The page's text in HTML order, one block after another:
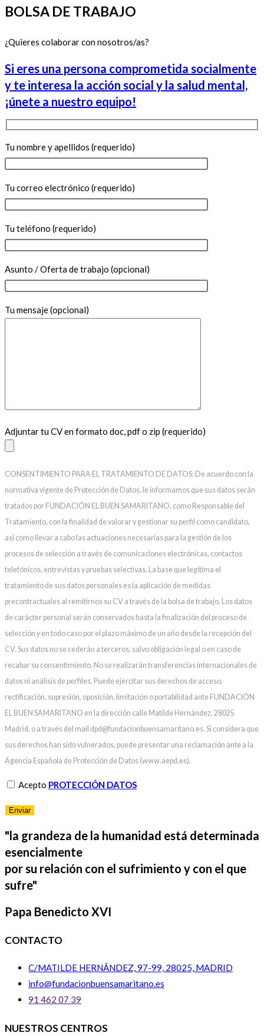
BOLSA DE TRABAJO
¿Quieres colaborar con nosotros/as?
Si eres una persona comprometida socialmente
y te interesa la acción social y la salud mental,
¡únete a nuestro equipo!
Tu nombre y apellidos (requerido)
Tu correo electrónico (requerido)
Tu teléfono (requerido)
Asunto / Oferta de trabajo (opcional)
Tu mensaje (opcional)
Adjuntar tu CV en formato doc, pdf o zip (requerido)
CONSENTIMIENTO PARA EL TRATAMIENTO DE DATOS: De acuerdo con la
normativa vigente de Protección de Datos, le informamos que sus datos serán
tratados por FUNDACIÓN EL BUEN SAMARITANO, como Responsable del
Tratamiento, con la finalidad de valorar y gestionar su perfil como candidato,
así como llevar a cabo las actuaciones necesarias para la gestión de los
procesos de selección a través de comunicaciones electrónicas, contactos
telefónicos, entrevistas y pruebas selectivas. La base que legitima el
tratamiento de sus datos personales es la aplicación de medidas
precontractuales al remitirnos su CV a través de la bolsa de trabajo. Los datos
de carácter personal serán conservados hasta la finalización del proceso de
selección y en todo caso por el plazo máximo de un año desde la recepción del
CV. Sus datos no se cederán a terceros, salvo obligación legal o en caso de
recabar su consentimiento. No se realizarán transferencias internacionales de
datos ni análisis de perfiles. Puede ejercitar sus derechos de acceso,
rectificación, supresión, oposición, limitación o portabilidad ante FUNDACIÓN
EL BUEN SAMARITANO en la dirección calle Matilde Hernández, 28025
Madrid, o a través del mail dpd@fundacionbuensamaritano.es. Si considera que
sus derechos han sido vulnerados, puede presentar una reclamación ante a la
Agencia Española de Protección de Datos (www.aepd.es).
Acepto PROTECCIÓN DATOS
"la grandeza de la humanidad está determinada
esencialmente
por su relación con el sufrimiento y con el que
sufre"
Papa Benedicto XVI
CONTACTO
C/MATILDE HERNÁNDEZ, 97-99, 28025, MADRID
info@fundacionbuensamaritano.es
91 462 07 39
NUESTROS CENTROS